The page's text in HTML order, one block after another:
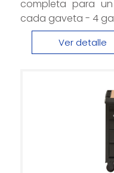
completa para
cada gaveta - 4
Ver detalle